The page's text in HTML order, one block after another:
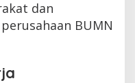
dan
BUMN